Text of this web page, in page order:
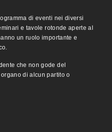
di eventi nei diversi
e tavole rotonde aperte al
un ruolo importante e
che non gode del
di alcun partito o